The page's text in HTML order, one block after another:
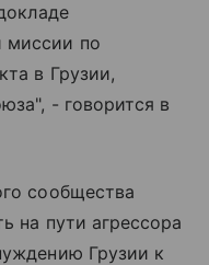
миссии по
в Грузии,
- говорится в
сообщества
на пути агрессора
Грузии к